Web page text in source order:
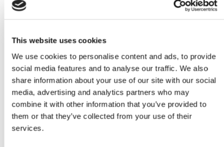
This website uses cookies
We use cookies to personalise content and ads, to provide
social media features and to analyse our traffic. We also
share information about your use of our site with our social
media, advertising and analytics partners who may
combine it with other information that you’ve provided to
them or that they’ve collected from your use of their
services.
1. G&R Chroming and Restoration mettra tout en œuvre
de lui.
gestion, l'utilisation et l'entretien des biens fabriqués
et/ou livrés par G&R Chroming and Restoration.
3. Si G&R Chromage et Restauration a indiqué que
l'œuvre est prête à être livrée et que le Client n'inspecte
pas l'œuvre dans un délai raisonnable et l'accepte, sous
réserve ou non, ou s'il la met en service, modifié ou fait
traiter, le Client est réputé avoir accepté tacitement